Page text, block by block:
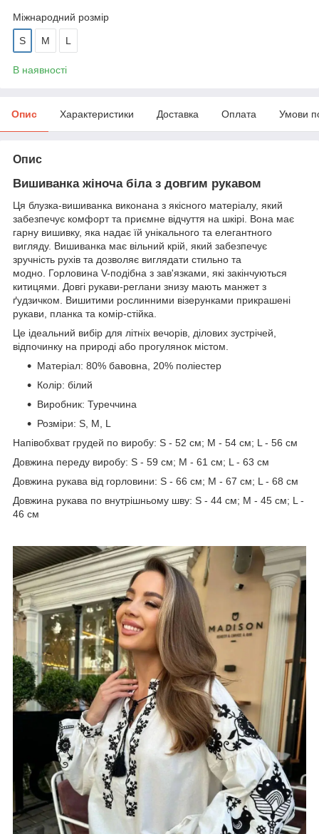
Міжнародний розмір
S M L
В наявності
Опис Характеристики Доставка Оплата Умови
Опис
Вишиванка жіноча біла з довгим рукавом
Ця блузка-вишиванка виконана з якісного матеріалу, який
забезпечує комфорт та приємне відчуття на шкірі. Вона має
гарну вишивку, яка надає їй унікального та елегантного
вигляду. Вишиванка має вільний крій, який забезпечує
зручність рухів та дозволяє виглядати стильно та
модно. Горловина V-подібна з зав'язками, які закінчуються
китицями. Довгі рукави-реглани знизу мають манжет з
ґудзичком. Вишитими рослинними візерунками прикрашені
рукави, планка та комір-стійка.
Це ідеальний вибір для літніх вечорів, ділових зустрічей,
відпочинку на природі або прогулянок містом.
Матеріал: 80% бавовна, 20% поліестер
Колір: білий
Виробник: Туреччина
Розміри: S, M, L
Напівобхват грудей по виробу: S - 52 см; M - 54 см; L - 56 см
Довжина переду виробу: S - 59 см; M - 61 см; L - 63 см
Довжина рукава від горловини: S - 66 см; M - 67 см; L - 68 см
Довжина рукава по внутрішньому шву: S - 44 см; M - 45 см; L -
46 см